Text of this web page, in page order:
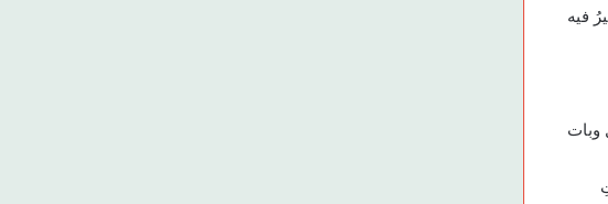
فيه
وبات